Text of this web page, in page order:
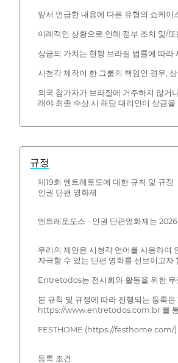
앞서 언급한 내용에 다른 유형의 쇼케이
이례적인 상황으로 인해 정부 조치 및/
상금의 가치는 현행 브라질 법률에 따라
시청각 제작이 한 그룹의 책임인 경우,
외국 참가자가 브라질에 거주하지 않거
래야 최종 수상 시 해당 대리인이 상금을
규정
제19회 엔트레토도에 대한 규칙 및 규정
인권 단편 영화제
엔트레토도스 - 인권 단편영화제는
우리의 제안은 시청각 언어를 사용하여
자극할 수 있는 단편 영화를 선보이고자
Entretodos는 전시회와 활동을 위한 무
본 규칙 및 규정에 따라 진행되는 등록
https://www.entretodos.com.br 를 통
FESTHOME (https://festhome.com/)
등록 조건